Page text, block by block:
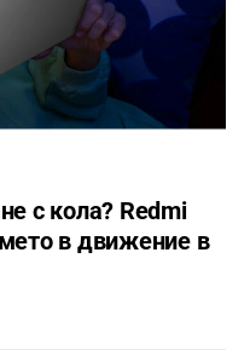
с кола? Redmi
в движение в